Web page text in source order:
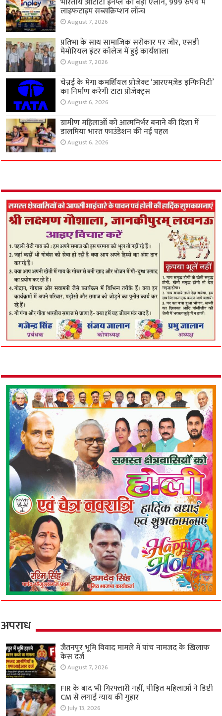
लाइफटाइम सब्सक्रिप्शन लॉन्च
August 7, 2026
प्रतिभा के साथ सामाजिक सरोकार पर जोर, एसडी
मेमोरियल इंटर कॉलेज में हुई कार्यशाला
August 7, 2026
चेन्नई के मेगा कमर्शियल प्रोजेक्ट ‘आरएमज़ेड इन्फिनिटी’
का निर्माण करेगी टाटा प्रोजेक्ट्स
August 6, 2026
ग्रामीण महिलाओं को आत्मनिर्भर बनाने की दिशा में
डालमिया भारत फाउंडेशन की नई पहल
August 6, 2026
अपराध
जैतनपुर भूमि विवाद मामले में पांच नामजद के खिलाफ
केस दर्ज
August 7, 2026
FIR के बाद भी गिरफ्तारी नहीं, पीड़ित महिलाओं ने डिप्टी
CM से लगाई न्याय की गुहार
July 13, 2026